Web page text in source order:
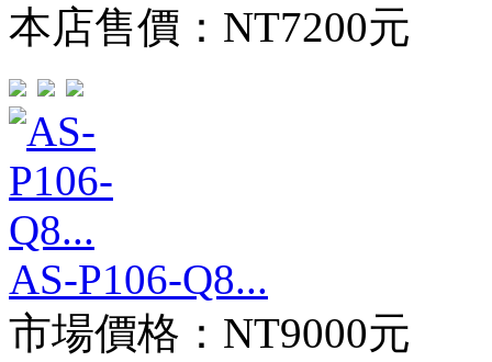
本店售價： NT7200元
AS-P106-Q8...
市場價格： NT9000元